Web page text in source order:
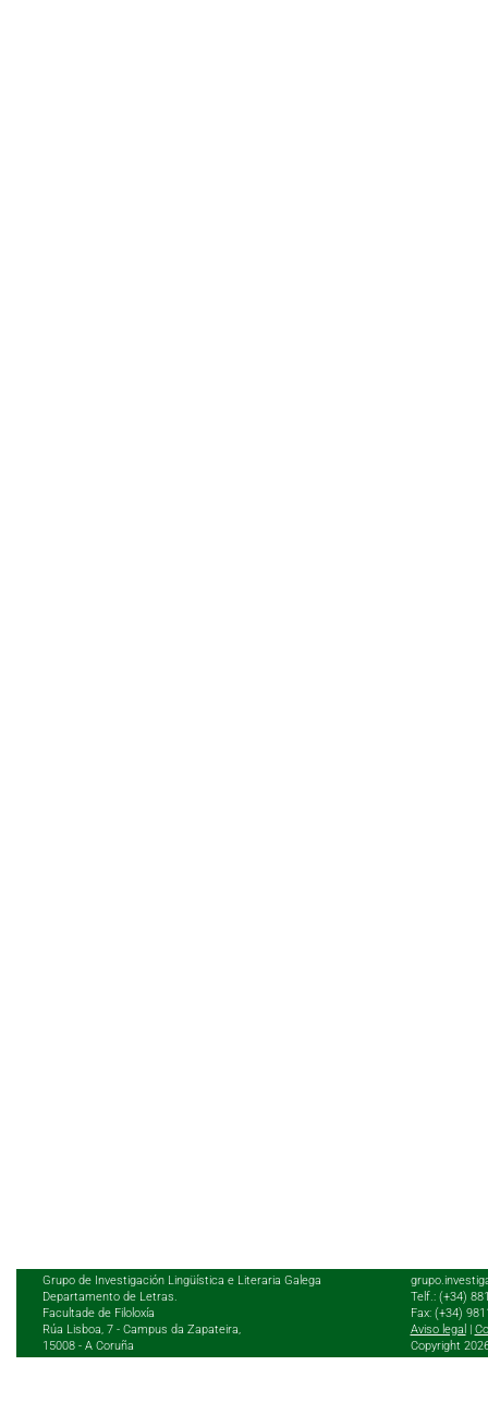
Grupo de Investigación Lingüística e Literaria Galega
Departamento de Letras.
Facultade de Filoloxía
Rúa Lisboa, 7 - Campus da Zapateira,
15008 - A Coruña
Telf.: (+34)
Fax: (+34)
Aviso legal
Copyright